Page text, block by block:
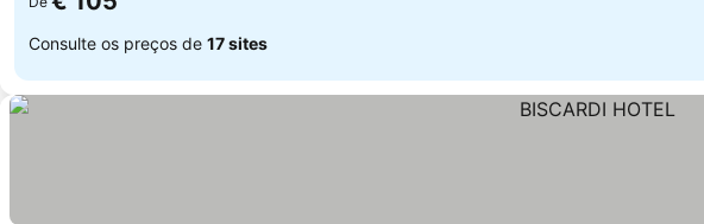
Consulte os preços de 17 sites